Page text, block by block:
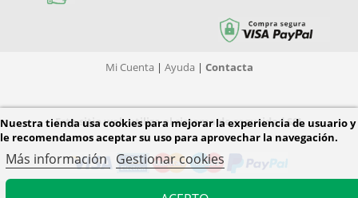
Nuestra tienda usa cookies para mejorar la experiencia de usuario y
le recomendamos aceptar su uso para aprovechar la navegación.
Más información Gestionar cookies
Mi Cuenta | Ayuda | Contacta
Este sitio web utiliza el sistema de seguridad SSL